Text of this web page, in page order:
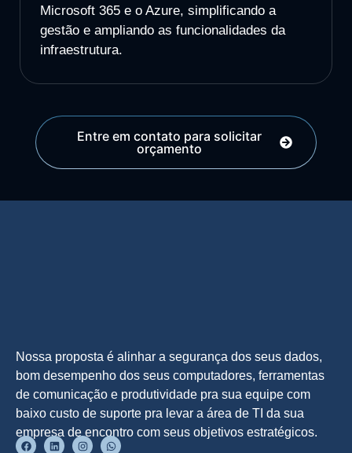
Microsoft 365 e o Azure, simplificando a
gestão e ampliando as funcionalidades da
infraestrutura.
Entre em contato para solicitar
orçamento
Nossa proposta é alinhar a segurança dos seus dados,
bom desempenho dos seus computadores, ferramentas
de comunicação e produtividade pra sua equipe com
baixo custo de suporte pra levar a área de TI da sua
empresa de encontro com seus objetivos estratégicos.